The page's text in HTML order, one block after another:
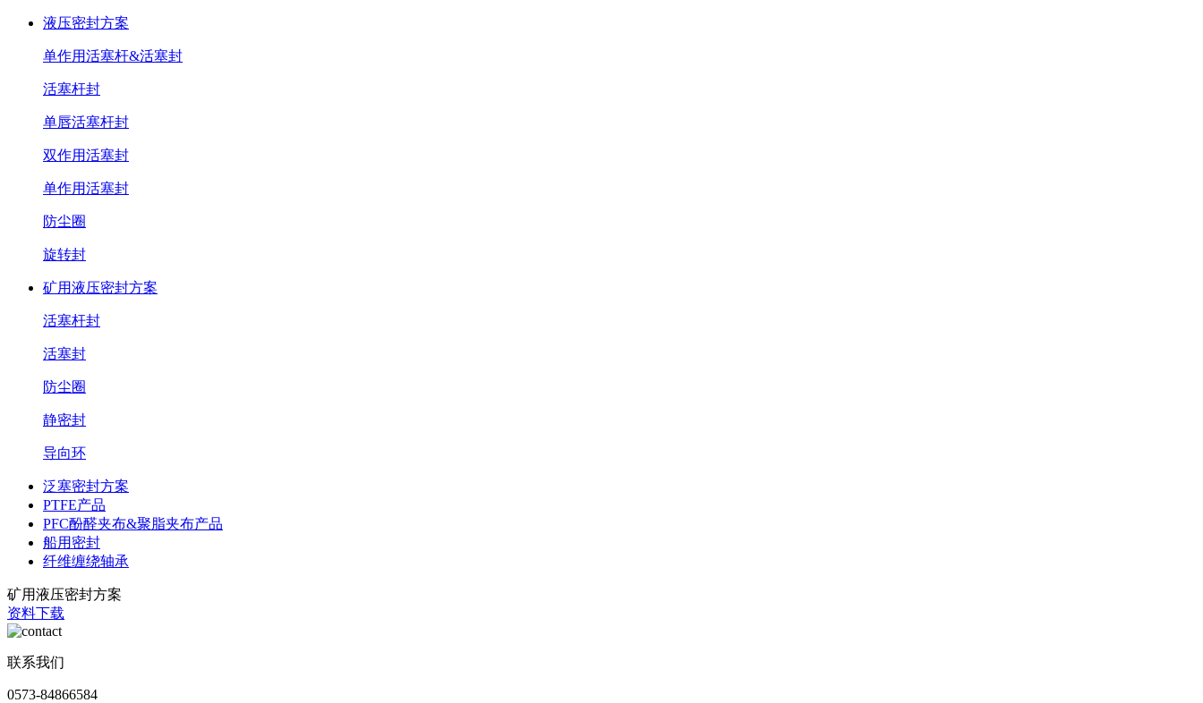
液压密封方案
单作用活塞杆&活塞封
活塞杆封
单唇活塞杆封
双作用活塞封
单作用活塞封
防尘圈
旋转封
矿用液压密封方案
活塞杆封
活塞封
防尘圈
静密封
导向环
泛塞密封方案
PTFE产品
PFC酚醛夹布&聚脂夹布产品
船用密封
纤维缠绕轴承
矿用液压密封方案
资料下载
联系我们
0573-84866584